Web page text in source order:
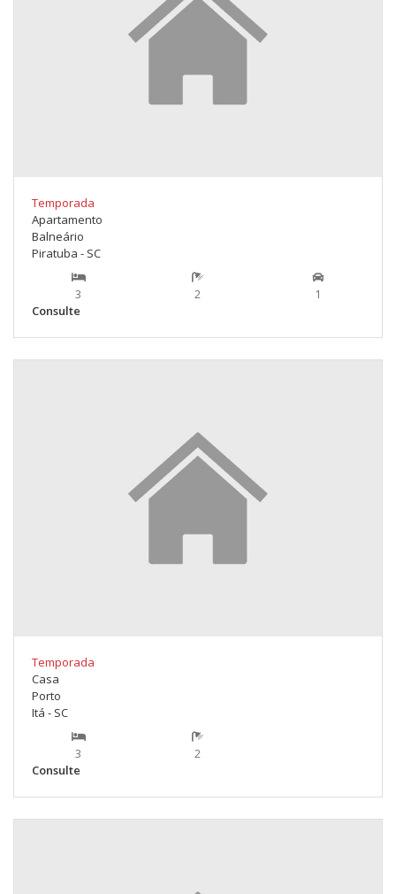
Temporada
Apartamento
Balneário
Piratuba - SC
3 2
1
Consulte
Temporada
Casa
Porto
Itá - SC
3
2
Consulte